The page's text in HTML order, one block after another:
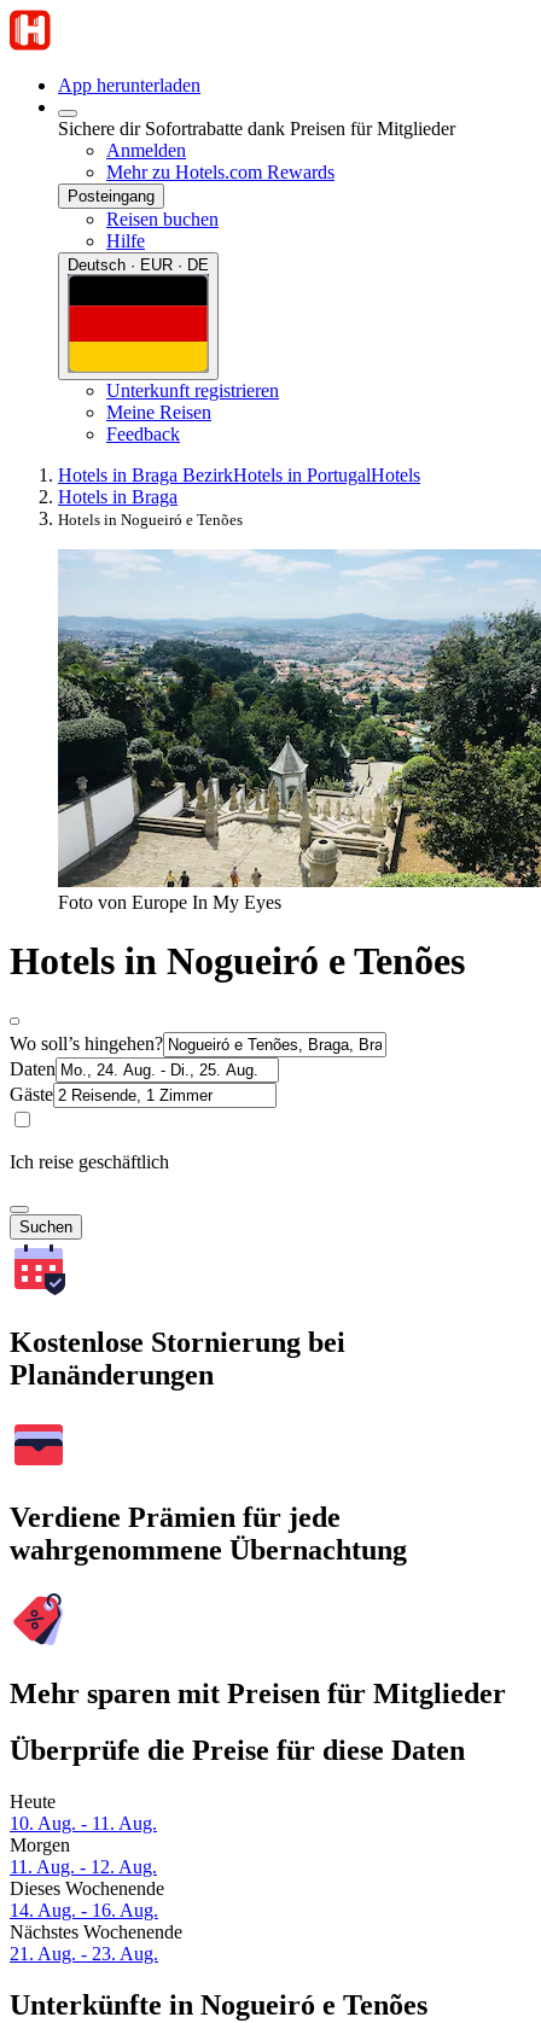
App herunterladen
Sichere dir Sofortrabatte dank Preisen für Mitglieder
Anmelden
Mehr zu Hotels.com Rewards
Posteingang
Reisen buchen
Hilfe
Deutsch · EUR · DE
Unterkunft registrieren
Meine Reisen
Feedback
Hotels in Braga BezirkHotels in PortugalHotels
Hotels in Braga
Hotels in Nogueiró e Tenões
Foto von Europe In My Eyes
Hotels in Nogueiró e Tenões
Wo soll’s hingehen?
Daten
Gäste
Ich reise geschäftlich
Suchen
Kostenlose Stornierung bei
Planänderungen
Verdiene Prämien für jede
wahrgenommene Übernachtung
Mehr sparen mit Preisen für Mitglieder
Überprüfe die Preise für diese Daten
Heute
10. Aug. - 11. Aug.
Morgen
11. Aug. - 12. Aug.
Dieses Wochenende
14. Aug. - 16. Aug.
Nächstes Wochenende
21. Aug. - 23. Aug.
Unterkünfte in Nogueiró e Tenões